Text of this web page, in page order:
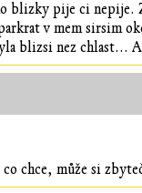
pije ci nepije.
v mem sirsim
blizsi nez chlast...
chce, může si